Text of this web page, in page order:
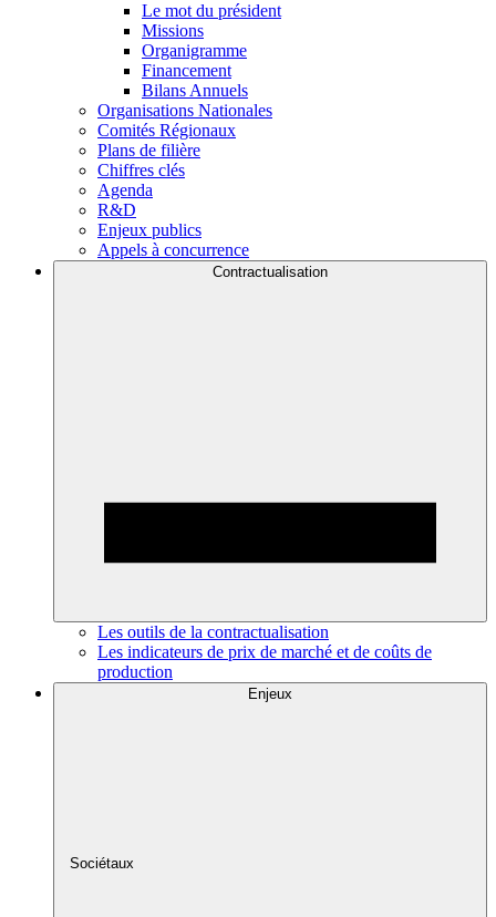
Le mot du président
Missions
Organigramme
Financement
Bilans Annuels
Organisations Nationales
Comités Régionaux
Plans de filière
Chiffres clés
Agenda
R&D
Enjeux publics
Appels à concurrence
Contractualisation
Les outils de la contractualisation
Les indicateurs de prix de marché et de coûts de
production
Enjeux
Sociétaux